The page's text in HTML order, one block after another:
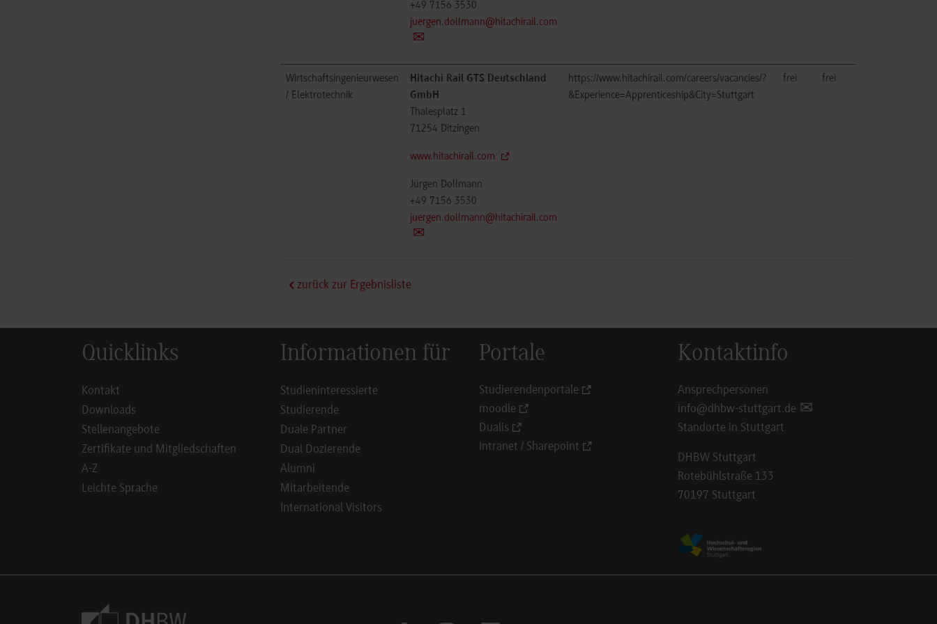
+49 7156 3530
juergen.dollmann@hitachirail.com
Wirtschaftsingenieurwesen
/ Elektrotechnik
Hitachi Rail GTS Deutschland
GmbH
Thalesplatz 1
71254 Ditzingen
www.hitachirail.com
Jürgen Dollmann
+49 7156 3530
juergen.dollmann@hitachirail.com
https://www.hitachirail.com/careers/vacancies/?
&Experience=Apprenticeship&City=Stuttgart
frei frei
zurück zur Ergebnisliste
Quicklinks
Kontakt
Downloads
Stellenangebote
Zertifikate und Mitgliedschaften
A-Z
Leichte Sprache
Informationen für
Studieninteressierte
Studierende
Duale Partner
Dual Dozierende
Alumni
Mitarbeitende
International Visitors
Portale
Studierendenportale
moodle
Dualis
Intranet / Sharepoint
Kontaktinfo
Ansprechpersonen
info@dhbw-stuttgart.de
Standorte in Stuttgart
DHBW Stuttgart
Rotebühlstraße 133
70197 Stuttgart